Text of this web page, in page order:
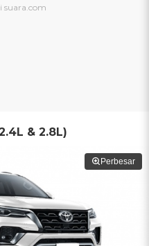
& 2.8L)
Perbesar